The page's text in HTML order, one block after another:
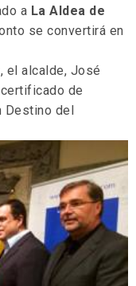
a La Aldea de
se convertirá en
el alcalde, José
de
Destino del